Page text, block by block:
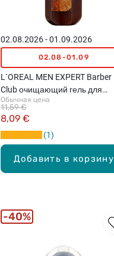
Добавить в корзину
02.08.2026 - 01.09.2026
02.08-01.09
L`OREAL MEN EXPERT Barber
Club очищающий гель для
бороды, лица и волос, 200мл
Обычная цена
8,09 €
11,59 €
1
40%